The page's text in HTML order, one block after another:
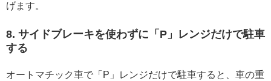
げます。
8. サイドブレーキを使わずに「P」レンジだけで駐車
する
オートマチック車で「P」レンジだけで駐車すると、車の重